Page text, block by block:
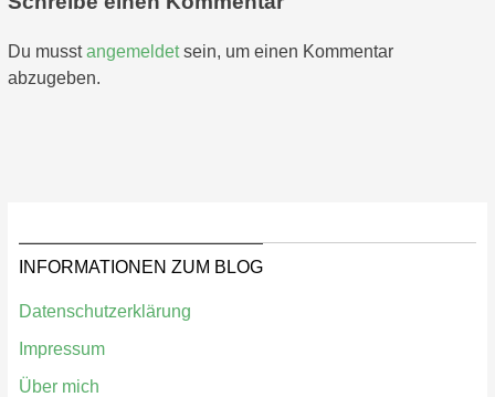
Du musstangemeldetsein, um einen Kommentar
abzugeben.
INFORMATIONEN ZUM BLOG
Datenschutzerklärung
Impressum
Über mich